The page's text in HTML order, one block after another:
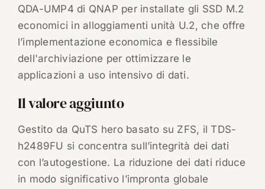
QDA-UMP4 di QNAP per installate gli SSD M.2
economici in alloggiamenti unità U.2, che offre
l’implementazione economica e flessibile
dell'archiviazione per ottimizzare le
applicazioni a uso intensivo di dati.
Il valore aggiunto
Gestito da QuTS hero basato su ZFS, il TDS-
h2489FU si concentra sull’integrità dei dati
con l’autogestione. La riduzione dei dati riduce
in modo significativo l’impronta globale